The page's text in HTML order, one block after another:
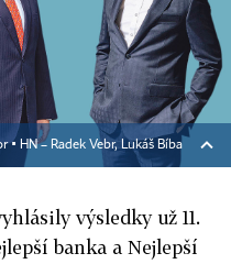
▪ HN – Radek Vebr, Lukáš Bíba
výsledky už 11.
banka a Nejlepší